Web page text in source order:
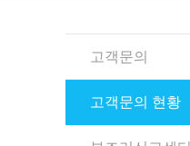
고객문의
고객문의 현황